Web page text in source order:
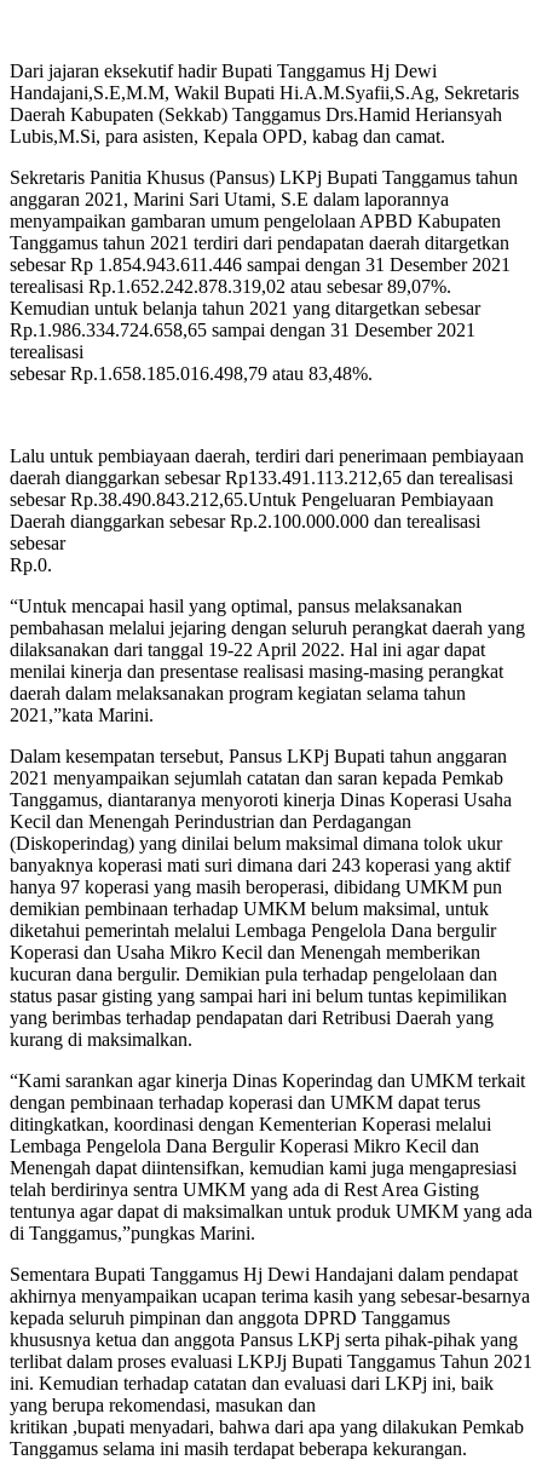
Dari jajaran eksekutif hadir Bupati Tanggamus Hj Dewi
Handajani,S.E,M.M, Wakil Bupati Hi.A.M.Syafii,S.Ag, Sekretaris
Daerah Kabupaten (Sekkab) Tanggamus Drs.Hamid Heriansyah
Lubis,M.Si, para asisten, Kepala OPD, kabag dan camat.
Sekretaris Panitia Khusus (Pansus) LKPj Bupati Tanggamus tahun
anggaran 2021, Marini Sari Utami, S.E dalam laporannya
menyampaikan gambaran umum pengelolaan APBD Kabupaten
Tanggamus tahun 2021 terdiri dari pendapatan daerah ditargetkan
sebesar Rp 1.854.943.611.446 sampai dengan 31 Desember 2021
terealisasi Rp.1.652.242.878.319,02 atau sebesar 89,07%.
Kemudian untuk belanja tahun 2021 yang ditargetkan sebesar
Rp.1.986.334.724.658,65 sampai dengan 31 Desember 2021
terealisasi
sebesar Rp.1.658.185.016.498,79 atau 83,48%.
Lalu untuk pembiayaan daerah, terdiri dari penerimaan pembiayaan
daerah dianggarkan sebesar Rp133.491.113.212,65 dan terealisasi
sebesar Rp.38.490.843.212,65.Untuk Pengeluaran Pembiayaan
Daerah dianggarkan sebesar Rp.2.100.000.000 dan terealisasi
sebesar
Rp.0.
“Untuk mencapai hasil yang optimal, pansus melaksanakan
pembahasan melalui jejaring dengan seluruh perangkat daerah yang
dilaksanakan dari tanggal 19-22 April 2022. Hal ini agar dapat
menilai kinerja dan presentase realisasi masing-masing perangkat
daerah dalam melaksanakan program kegiatan selama tahun
2021,”kata Marini.
Dalam kesempatan tersebut, Pansus LKPj Bupati tahun anggaran
2021 menyampaikan sejumlah catatan dan saran kepada Pemkab
Tanggamus, diantaranya menyoroti kinerja Dinas Koperasi Usaha
Kecil dan Menengah Perindustrian dan Perdagangan
(Diskoperindag) yang dinilai belum maksimal dimana tolok ukur
banyaknya koperasi mati suri dimana dari 243 koperasi yang aktif
hanya 97 koperasi yang masih beroperasi, dibidang UMKM pun
demikian pembinaan terhadap UMKM belum maksimal, untuk
diketahui pemerintah melalui Lembaga Pengelola Dana bergulir
Koperasi dan Usaha Mikro Kecil dan Menengah memberikan
kucuran dana bergulir. Demikian pula terhadap pengelolaan dan
status pasar gisting yang sampai hari ini belum tuntas kepimilikan
yang berimbas terhadap pendapatan dari Retribusi Daerah yang
kurang di maksimalkan.
“Kami sarankan agar kinerja Dinas Koperindag dan UMKM terkait
dengan pembinaan terhadap koperasi dan UMKM dapat terus
ditingkatkan, koordinasi dengan Kementerian Koperasi melalui
Lembaga Pengelola Dana Bergulir Koperasi Mikro Kecil dan
Menengah dapat diintensifkan, kemudian kami juga mengapresiasi
telah berdirinya sentra UMKM yang ada di Rest Area Gisting
tentunya agar dapat di maksimalkan untuk produk UMKM yang ada
di Tanggamus,”pungkas Marini.
Sementara Bupati Tanggamus Hj Dewi Handajani dalam pendapat
akhirnya menyampaikan ucapan terima kasih yang sebesar-besarnya
kepada seluruh pimpinan dan anggota DPRD Tanggamus
khususnya ketua dan anggota Pansus LKPj serta pihak-pihak yang
terlibat dalam proses evaluasi LKPJj Bupati Tanggamus Tahun 2021
ini. Kemudian terhadap catatan dan evaluasi dari LKPj ini, baik
yang berupa rekomendasi, masukan dan
kritikan ,bupati menyadari, bahwa dari apa yang dilakukan Pemkab
Tanggamus selama ini masih terdapat beberapa kekurangan.